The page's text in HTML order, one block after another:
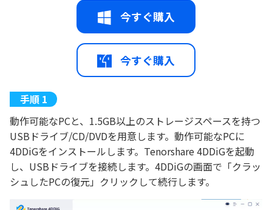
今すぐ購入
今すぐ購入
動作可能なPCと、1.5GB以上のストレージスペースを持つ
USBドライブ/CD/DVDを用意します。動作可能なPCに
4DDiGをインストールします。Tenorshare 4DDiGを起動
し、USBドライブを接続します。4DDiGの画面で「クラッ
シュしたPCの復元」クリックして続行します。